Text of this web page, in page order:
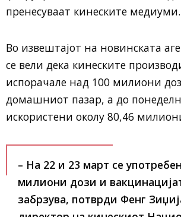
пренесуваат кинеските медиуми.
Во извештајот на новинската
се вели дека кинеските
испорачале над 100 милиони
домашниот пазар, а до
искористени околу 80,46
– На 22 и 23 март се
милиони дози и
забрзува, потврди Фенг